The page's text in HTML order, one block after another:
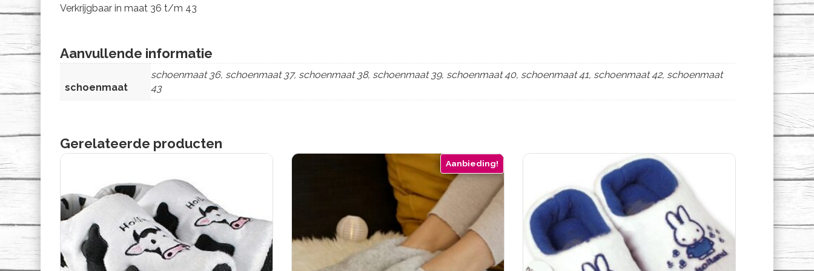
Verkrijgbaar in maat 36 t/m 43
Aanvullende informatie
schoenmaat
schoenmaat 36, schoenmaat 37, schoenmaat 38, schoenmaat 39, schoenmaat 40, schoenmaat 41, schoenmaat 42, schoenmaat
43
Gerelateerde producten
Aanbieding!